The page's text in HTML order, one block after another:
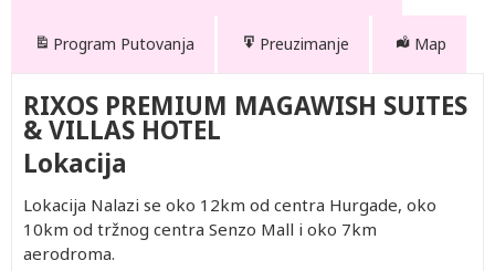
Program Putovanja Preuzimanje Map
RIXOS PREMIUM MAGAWISH SUITES
& VILLAS HOTEL
Lokacija
Lokacija Nalazi se oko 12km od centra Hurgade, oko
10km od tržnog centra Senzo Mall i oko 7km
aerodroma.